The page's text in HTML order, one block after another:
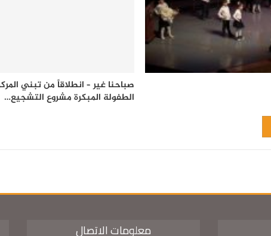
صباحنا غير – انطلاقاً من تبني
الطفولة المبكرة مشروع التشجيع…
معلومات الاتصال